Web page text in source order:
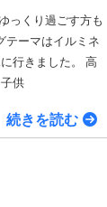
っくり過ごす方も
テーマはイルミネ
行きました。 高
供
続きを読む